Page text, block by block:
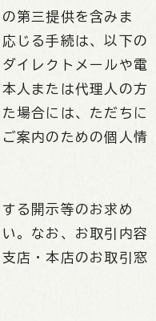
第三提供を含みま
じる手続は、以下の
イレクトメールや電
人または代理人の方
場合には、ただちに
案内のための個人情
る開示等のお求め
。なお、お取引内容
店・本店のお取引窓